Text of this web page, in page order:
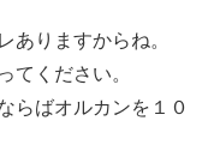
ありますからね。
てください。
らばオルカンを１０